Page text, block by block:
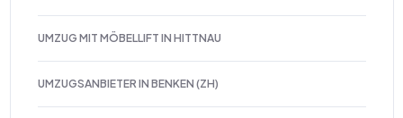
UMZUG MIT MÖBELLIFT IN HITTNAU
UMZUGSANBIETER IN BENKEN (ZH)